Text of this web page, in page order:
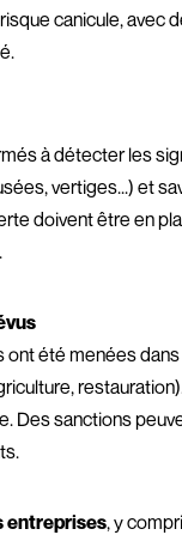
canicule, avec
à détecter les
vertiges...) et
doivent être en
ont été menées
Des sanctions
entreprises, y